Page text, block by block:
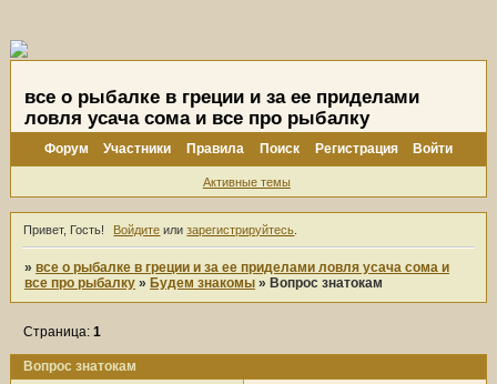
все о рыбалке в греции и за ее приделами
ловля усача сома и все про рыбалку
Форум Участники Правила Поиск Регистрация Войти
Активные темы
Привет, Гость! Войдите илизарегистрируйтесь
»все о рыбалке в греции и за ее приделами ловля усача сома и
все про рыбалку » Будем знакомы » Вопрос знатокам
Вопрос знатокам
Страница:1